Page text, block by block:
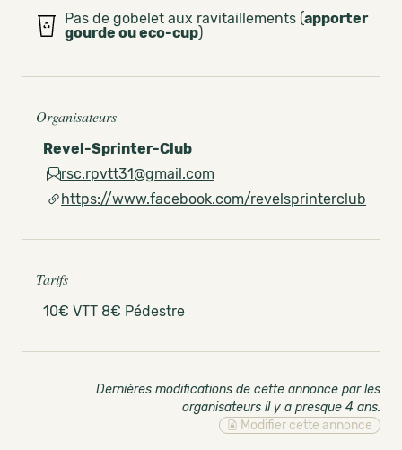
Pas de gobelet aux ravitaillements (apporter
gourde ou eco-cup)
Organisateurs
Revel-Sprinter-Club
rsc.rpvtt31@gmail.com
https://www.facebook.com/revelsprinterclub
Tarifs
10€ VTT 8€ Pédestre
Dernières modifications de cette annonce par les
organisateurs il y a presque 4 ans.
Modifier cette annonce